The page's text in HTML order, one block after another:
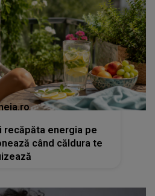
recăpăta energia pe
când căldura te